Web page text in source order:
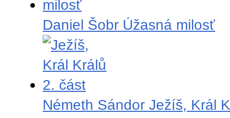
Daniel Šobr Úžasná milosť
Németh SándorJežíš, Král